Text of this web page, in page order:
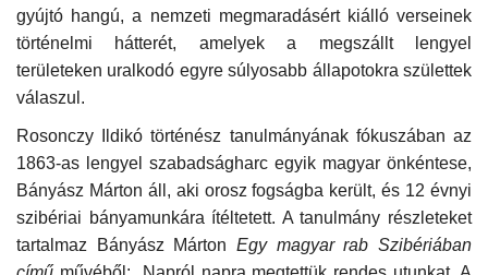
gyújtó hangú, a nemzeti megmaradásért kiálló verseinek
történelmi hátterét, amelyek a megszállt lengyel
területeken uralkodó egyre súlyosabb állapotokra születtek
válaszul.
Rosonczy Ildikó történész tanulmányának fókuszában az
1863-as lengyel szabadságharc egyik magyar önkéntese,
Bányász Márton áll, aki orosz fogságba került, és 12 évnyi
szibériai bányamunkára ítéltetett. A tanulmány részleteket
tartalmaz Bányász Márton Egy magyar rab Szibériában